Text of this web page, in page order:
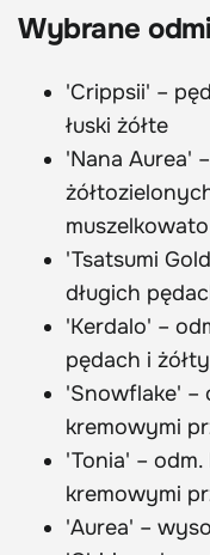
Wybrane
'Crippsii' –
łuski żółte
'Nana Aurea'
'Tsatsumi
długich
'Kerdalo' –
pędach i
'Snowflake' –
kremowymi
'Tonia' –
kremowymi
'Aurea' –